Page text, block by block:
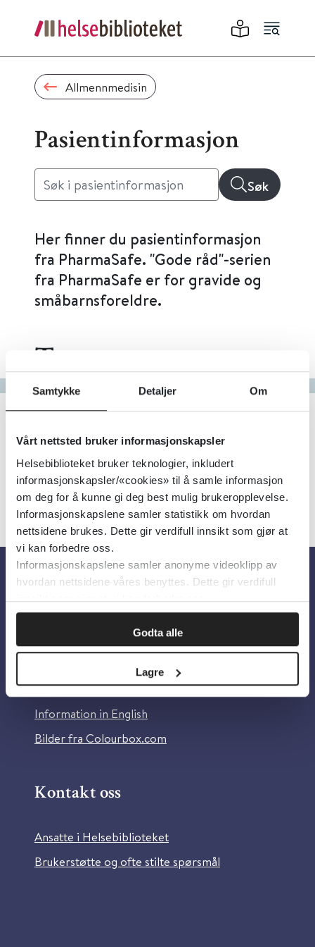
Samtykke Detaljer Om
Vårt nettsted bruker informasjonskapsler
Helsebiblioteket bruker teknologier, inkludert
informasjonskapsler/«cookies» til å samle informasjon
om deg for å kunne gi deg best mulig brukeropplevelse.
Informasjonskapslene samler statistikk om hvordan
nettsidene brukes. Dette gir verdifull innsikt som gjør at
vi kan forbedre oss.
Informasjonskapslene samler anonyme videoklipp av
hvordan nettsidene våres benyttes. Dette gir verdifull
innsikt som gjør at vi kan forbedre oss.
Godta alle
Lagre
Allmennmedisin
Pasientinformasjon
Søk
Her finner du pasientinformasjon
fra PharmaSafe. "Gode råd"-serien
fra PharmaSafe er for gravide og
småbarnsforeldre.
Tema
Gå til bokstav
Filter
1 Treff Alfabetisk
Om oss
Om Helsebiblioteket
Personvern og informasjonskapsler
Tilgjengelighetserklæring
Information in English
Bilder fra Colourbox.com
Kontakt oss
Ansatte i Helsebiblioteket
Brukerstøtte og ofte stilte spørsmål